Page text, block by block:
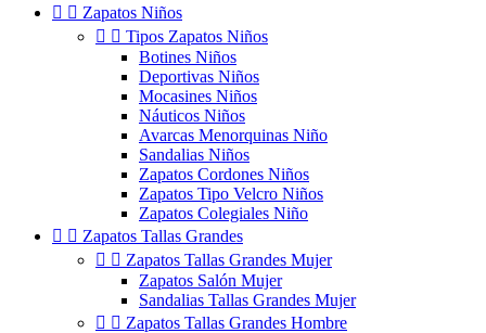
  Zapatos Niños
  Tipos Zapatos Niños
Botines Niños
Deportivas Niños
Mocasines Niños
Náuticos Niños
Avarcas Menorquinas Niño
Sandalias Niños
Zapatos Cordones Niños
Zapatos Tipo Velcro Niños
Zapatos Colegiales Niño
  Zapatos Tallas Grandes
  Zapatos Tallas Grandes Mujer
Zapatos Salón Mujer
Sandalias Tallas Grandes Mujer
  Zapatos Tallas Grandes Hombre